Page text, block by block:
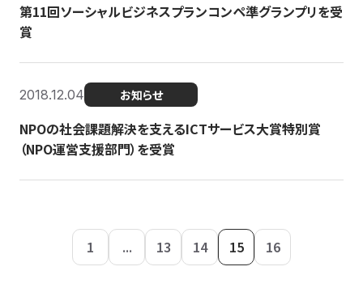
第11回ソーシャルビジネスプランコンペ準グランプリを受
賞
2018.12.04 お知らせ
NPOの社会課題解決を支えるICTサービス大賞特別賞
（NPO運営支援部門）を受賞
1 ... 13 14 15 16